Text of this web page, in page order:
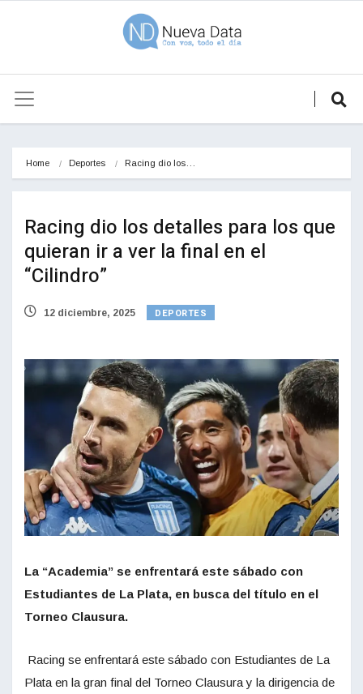
Home Deportes Racing dio los…
Racing dio los detalles para los que
quieran ir a ver la final en el
“Cilindro”
12 diciembre, 2025 DEPORTES
La “Academia” se enfrentará este sábado con
Estudiantes de La Plata, en busca del título en el
Torneo Clausura.
Racing se enfrentará este sábado con Estudiantes de La
Plata en la gran final del Torneo Clausura y la dirigencia de